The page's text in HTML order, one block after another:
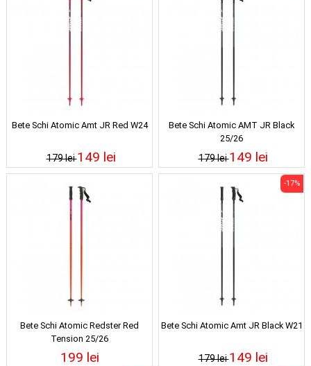
Bete Schi Atomic Amt JR Red W24
179 lei149 lei
Bete Schi Atomic AMT JR Black
25/26
179 lei149 lei
Bete Schi Atomic Redster Red
Tension 25/26
199 lei
Bete Schi Atomic Amt JR Black W21
179 lei
-17%
149 lei